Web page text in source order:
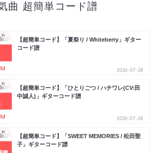
曲 超簡単コード譜
【超簡単コード】「夏祭り / Whiteberry」ギター
コード譜
2026-07-28
【超簡単コード】「ひとりごつ / ハチワレ(CV:田
中誠人)」ギターコード譜
2026-07-28
【超簡単コード】「SWEET MEMORIES / 松田聖
子」ギターコード譜